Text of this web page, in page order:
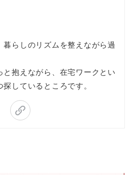
らしのリズムを整えながら過
と抱えながら、在宅ワークとい
しているところです。